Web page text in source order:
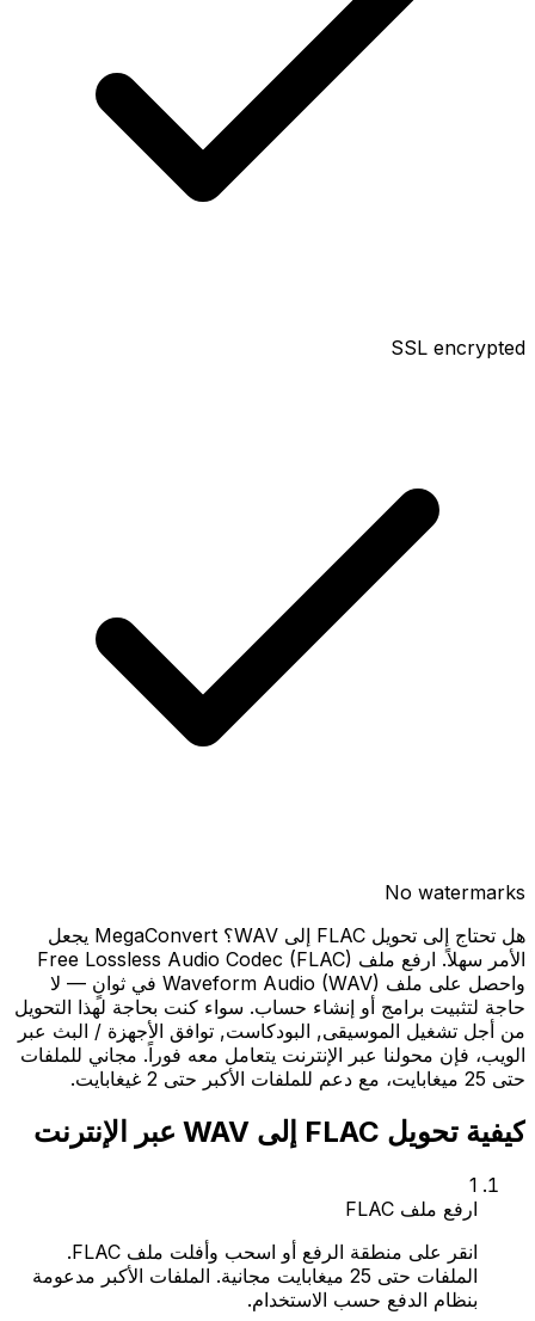
SSL encrypted
No watermarks
هل تحتاج إلى تحويل FLAC إلى WAV؟ MegaConvert يجعل
الأمر سهلاً. ارفع ملف Free Lossless Audio Codec (FLAC)
واحصل على ملف Waveform Audio (WAV) في ثوانٍ — لا
حاجة لتثبيت برامج أو إنشاء حساب. سواء كنت بحاجة لهذا التحويل
من أجل تشغيل الموسيقى, البودكاست, توافق الأجهزة / البث عبر
الويب، فإن محولنا عبر الإنترنت يتعامل معه فوراً. مجاني للملفات
حتى 25 ميغابايت، مع دعم للملفات الأكبر حتى 2 غيغابايت.
كيفية تحويل FLAC إلى WAV عبر الإنترنت
1
ارفع ملف FLAC
انقر على منطقة الرفع أو اسحب وأفلت ملف FLAC.
الملفات حتى 25 ميغابايت مجانية. الملفات الأكبر مدعومة
بنظام الدفع حسب الاستخدام.